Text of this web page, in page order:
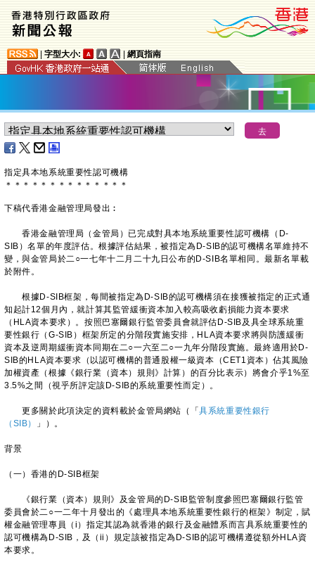
字型大小: 網頁指南
指定具本地系統重要性認可機構
＊ ＊ ＊ ＊ ＊ ＊ ＊ ＊ ＊ ＊ ＊ ＊ ＊ ＊
下稿代香港金融管理局發出︰
香港金融管理局（金管局）已完成對具本地系統重要性認可機構（D-
SIB）名單的年度評估。根據評估結果，被指定為D-SIB的認可機構名單維持不
變，與金管局於二○一七年十二月二十九日公布的D-SIB名單相同。最新名單載
於附件。
根據D-SIB框架，每間被指定為D-SIB的認可機構須在接獲被指定的正式通
知起計12個月內，就計算其監管緩衝資本加入較高吸收虧損能力資本要求
（HLA資本要求）。按照巴塞爾銀行監管委員會就評估D-SIB及具全球系統重
要性銀行（G-SIB）框架所定的分階段實施安排，HLA資本要求將與防護緩衝
資本及逆周期緩衝資本同期在二○一六至二○一九年分階段實施。最終適用於D-
SIB的HLA資本要求（以認可機構的普通股權一級資本（CET1資本）佔其風險
加權資產（根據《銀行業（資本）規則》計算）的百分比表示）將會介乎1%至
3.5%之間（視乎所評定該D-SIB的系統重要性而定）。
更多關於此項決定的資料載於金管局網站（「具系統重要性銀行
（SIB）
」）。
背景
（一）香港的D-SIB框架
《銀行業（資本）規則》及金管局的D-SIB監管制度參照巴塞爾銀行監管
委員會於二○一二年十月發出的《處理具本地系統重要性銀行的框架》制定，賦
權金融管理專員（i）指定其認為就香港的銀行及金融體系而言具系統重要性的
認可機構為D-SIB，及（ii）規定該被指定為D-SIB的認可機構遵從額外HLA資
本要求。